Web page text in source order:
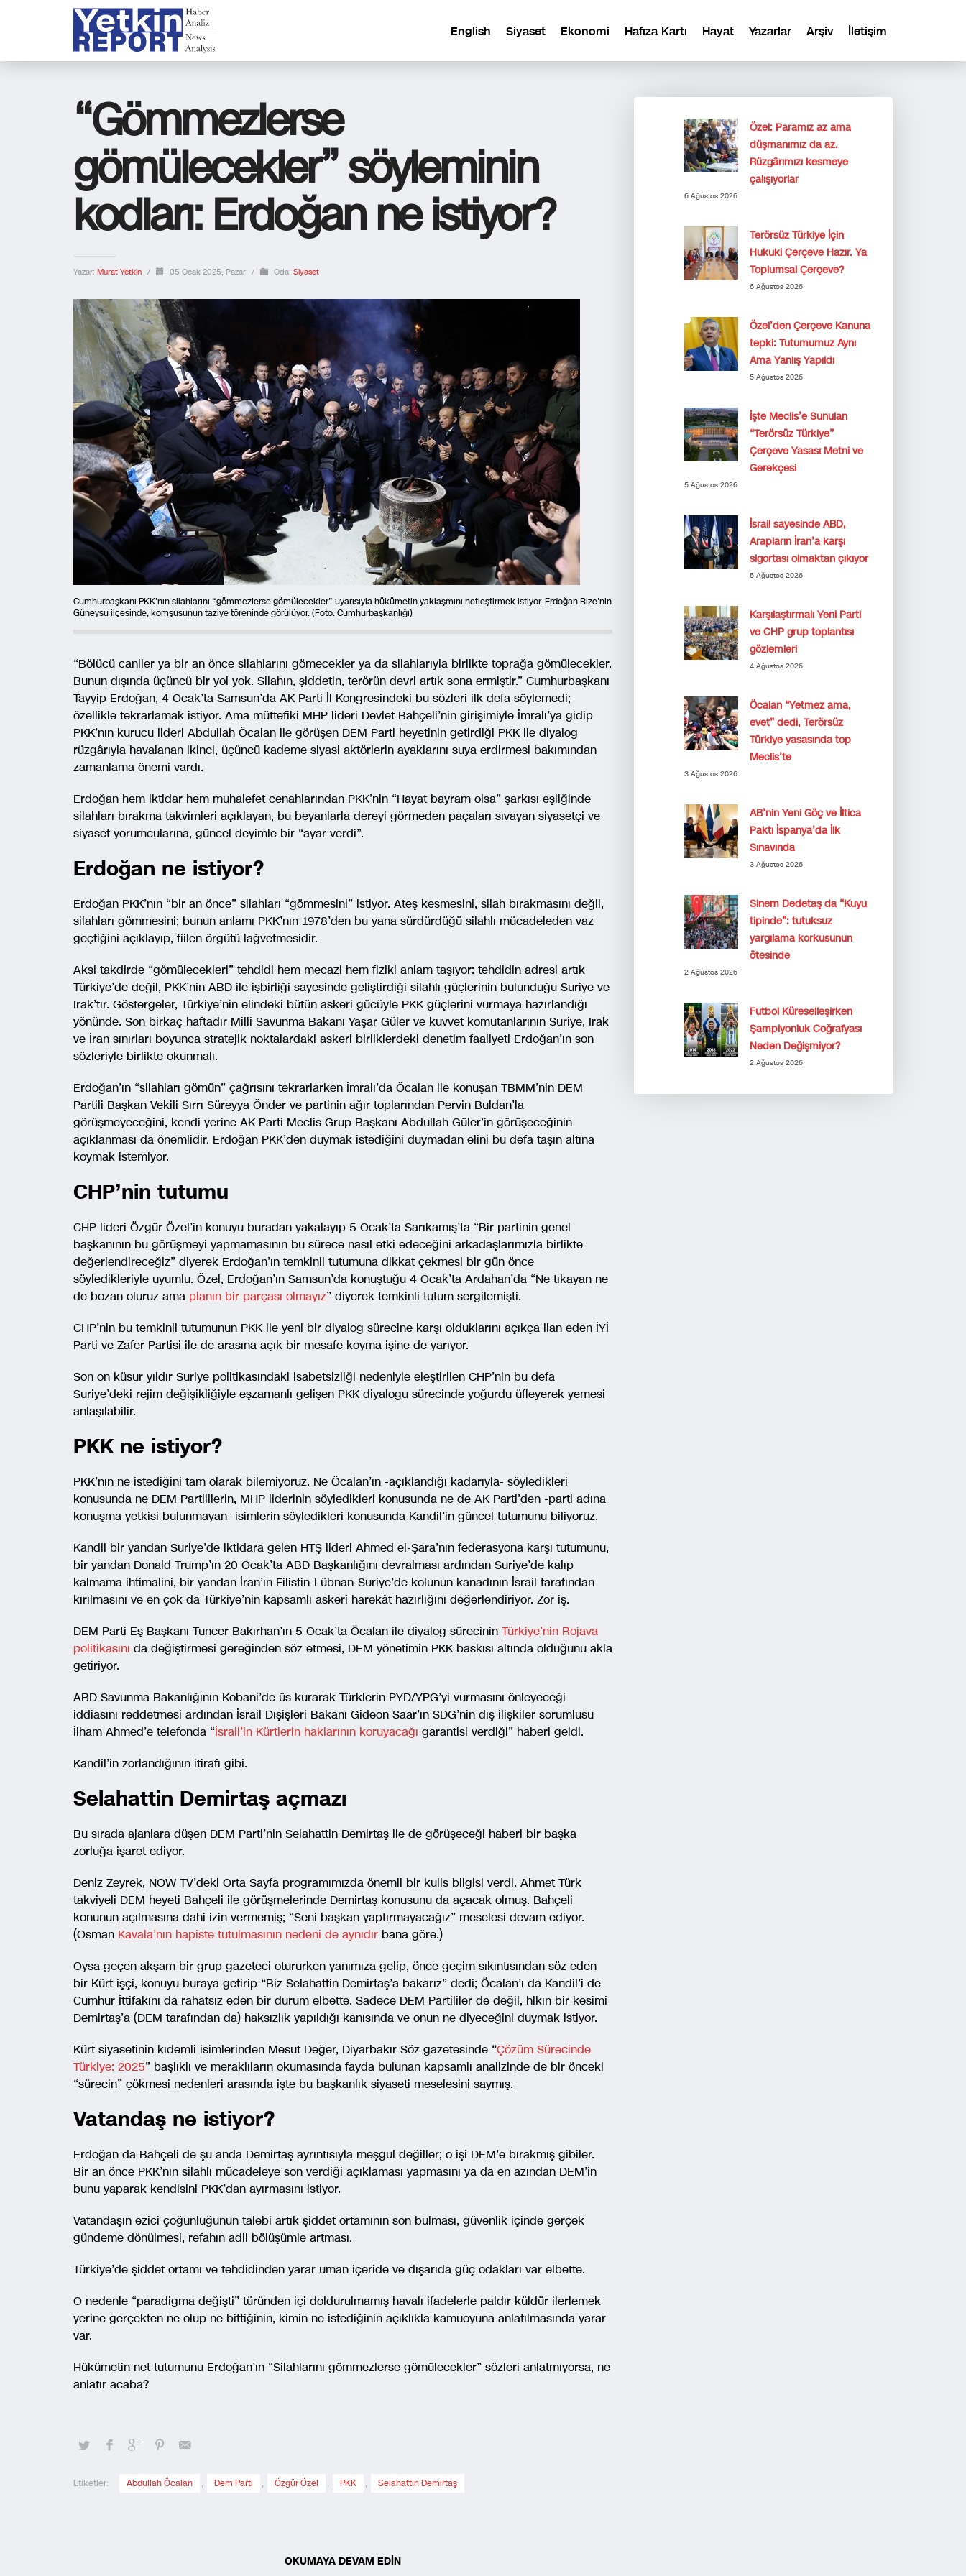
English Siyaset Ekonomi Hafıza Kartı Hayat Yazarlar Arşiv İletişim
“Gömmezlerse
gömülecekler” söyleminin
kodları: Erdoğan ne istiyor?
Yazar: Murat Yetkin / 05 Ocak 2025, Pazar / Oda: Siyaset
Cumhurbaşkanı PKK’nın silahlarını “gömmezlerse gömülecekler” uyarısıyla hükümetin yaklaşmını netleştirmek istiyor. Erdoğan Rize’nin
Güneysu ilçesinde, komşusunun taziye töreninde görülüyor. (Foto: Cumhurbaşkanlığı)
“Bölücü caniler ya bir an önce silahlarını gömecekler ya da silahlarıyla birlikte toprağa gömülecekler.
Bunun dışında üçüncü bir yol yok. Silahın, şiddetin, terörün devri artık sona ermiştir.” Cumhurbaşkanı
Tayyip Erdoğan, 4 Ocak’ta Samsun’da AK Parti İl Kongresindeki bu sözleri ilk defa söylemedi;
özellikle tekrarlamak istiyor. Ama müttefiki MHP lideri Devlet Bahçeli’nin girişimiyle İmralı’ya gidip
PKK’nın kurucu lideri Abdullah Öcalan ile görüşen DEM Parti heyetinin getirdiği PKK ile diyalog
rüzgârıyla havalanan ikinci, üçüncü kademe siyasi aktörlerin ayaklarını suya erdirmesi bakımından
zamanlama önemi vardı.
Erdoğan hem iktidar hem muhalefet cenahlarından PKK’nin “Hayat bayram olsa” şarkısı eşliğinde
silahları bırakma takvimleri açıklayan, bu beyanlarla dereyi görmeden paçaları sıvayan siyasetçi ve
siyaset yorumcularına, güncel deyimle bir “ayar verdi”.
Erdoğan ne istiyor?
Erdoğan PKK’nın “bir an önce” silahları “gömmesini” istiyor. Ateş kesmesini, silah bırakmasını değil,
silahları gömmesini; bunun anlamı PKK’nın 1978’den bu yana sürdürdüğü silahlı mücadeleden vaz
geçtiğini açıklayıp, fiilen örgütü lağvetmesidir.
Aksi takdirde “gömülecekleri” tehdidi hem mecazi hem fiziki anlam taşıyor: tehdidin adresi artık
Türkiye’de değil, PKK’nin ABD ile işbirliği sayesinde geliştirdiği silahlı güçlerinin bulunduğu Suriye ve
Irak’tır. Göstergeler, Türkiye’nin elindeki bütün askeri gücüyle PKK güçlerini vurmaya hazırlandığı
yönünde. Son birkaç haftadır Milli Savunma Bakanı Yaşar Güler ve kuvvet komutanlarının Suriye, Irak
ve İran sınırları boyunca stratejik noktalardaki askeri birliklerdeki denetim faaliyeti Erdoğan’ın son
sözleriyle birlikte okunmalı.
Erdoğan’ın “silahları gömün” çağrısını tekrarlarken İmralı’da Öcalan ile konuşan TBMM’nin DEM
Partili Başkan Vekili Sırrı Süreyya Önder ve partinin ağır toplarından Pervin Buldan’la
görüşmeyeceğini, kendi yerine AK Parti Meclis Grup Başkanı Abdullah Güler’in görüşeceğinin
açıklanması da önemlidir. Erdoğan PKK’den duymak istediğini duymadan elini bu defa taşın altına
koymak istemiyor.
CHP’nin tutumu
CHP lideri Özgür Özel’in konuyu buradan yakalayıp 5 Ocak’ta Sarıkamış’ta “Bir partinin genel
başkanının bu görüşmeyi yapmamasının bu sürece nasıl etki edeceğini arkadaşlarımızla birlikte
değerlendireceğiz” diyerek Erdoğan’ın temkinli tutumuna dikkat çekmesi bir gün önce
söyledikleriyle uyumlu. Özel, Erdoğan’ın Samsun’da konuştuğu 4 Ocak’ta Ardahan’da “Ne tıkayan ne
de bozan oluruz ama planın bir parçası olmayız” diyerek temkinli tutum sergilemişti.
CHP’nin bu temkinli tutumunun PKK ile yeni bir diyalog sürecine karşı olduklarını açıkça ilan eden İYİ
Parti ve Zafer Partisi ile de arasına açık bir mesafe koyma işine de yarıyor.
Son on küsur yıldır Suriye politikasındaki isabetsizliği nedeniyle eleştirilen CHP’nin bu defa
Suriye’deki rejim değişikliğiyle eşzamanlı gelişen PKK diyalogu sürecinde yoğurdu üfleyerek yemesi
anlaşılabilir.
PKK ne istiyor?
PKK’nın ne istediğini tam olarak bilemiyoruz. Ne Öcalan’ın -açıklandığı kadarıyla- söyledikleri
konusunda ne DEM Partililerin, MHP liderinin söyledikleri konusunda ne de AK Parti’den -parti adına
konuşma yetkisi bulunmayan- isimlerin söyledikleri konusunda Kandil’in güncel tutumunu biliyoruz.
Kandil bir yandan Suriye’de iktidara gelen HTŞ lideri Ahmed el-Şara’nın federasyona karşı tutumunu,
bir yandan Donald Trump’ın 20 Ocak’ta ABD Başkanlığını devralması ardından Suriye’de kalıp
kalmama ihtimalini, bir yandan İran’ın Filistin-Lübnan-Suriye’de kolunun kanadının İsrail tarafından
kırılmasını ve en çok da Türkiye’nin kapsamlı askerî harekât hazırlığını değerlendiriyor. Zor iş.
DEM Parti Eş Başkanı Tuncer Bakırhan’ın 5 Ocak’ta Öcalan ile diyalog sürecinin Türkiye’nin Rojava
politikasını da değiştirmesi gereğinden söz etmesi, DEM yönetimin PKK baskısı altında olduğunu akla
getiriyor.
ABD Savunma Bakanlığının Kobani’de üs kurarak Türklerin PYD/YPG’yi vurmasını önleyeceği
iddiasını reddetmesi ardından İsrail Dışişleri Bakanı Gideon Saar’ın SDG’nin dış ilişkiler sorumlusu
İlham Ahmed’e telefonda “İsrail’in Kürtlerin haklarının koruyacağı garantisi verdiği” haberi geldi.
Kandil’in zorlandığının itirafı gibi.
Selahattin Demirtaş açmazı
Bu sırada ajanlara düşen DEM Parti’nin Selahattin Demirtaş ile de görüşeceği haberi bir başka
zorluğa işaret ediyor.
Deniz Zeyrek, NOW TV’deki Orta Sayfa programımızda önemli bir kulis bilgisi verdi. Ahmet Türk
takviyeli DEM heyeti Bahçeli ile görüşmelerinde Demirtaş konusunu da açacak olmuş. Bahçeli
konunun açılmasına dahi izin vermemiş; “Seni başkan yaptırmayacağız” meselesi devam ediyor.
(Osman Kavala’nın hapiste tutulmasının nedeni de aynıdır bana göre.)
Oysa geçen akşam bir grup gazeteci otururken yanımıza gelip, önce geçim sıkıntısından söz eden
bir Kürt işçi, konuyu buraya getirip “Biz Selahattin Demirtaş’a bakarız” dedi; Öcalan’ı da Kandil’i de
Cumhur İttifakını da rahatsız eden bir durum elbette. Sadece DEM Partililer de değil, hlkın bir kesimi
Demirtaş’a (DEM tarafından da) haksızlık yapıldığı kanısında ve onun ne diyeceğini duymak istiyor.
Kürt siyasetinin kıdemli isimlerinden Mesut Değer, Diyarbakır Söz gazetesinde “Çözüm Sürecinde
Türkiye: 2025” başlıklı ve meraklıların okumasında fayda bulunan kapsamlı analizinde de bir önceki
“sürecin” çökmesi nedenleri arasında işte bu başkanlık siyaseti meselesini saymış.
Vatandaş ne istiyor?
Erdoğan da Bahçeli de şu anda Demirtaş ayrıntısıyla meşgul değiller; o işi DEM’e bırakmış gibiler.
Bir an önce PKK’nın silahlı mücadeleye son verdiği açıklaması yapmasını ya da en azından DEM’in
bunu yaparak kendisini PKK’dan ayırmasını istiyor.
Vatandaşın ezici çoğunluğunun talebi artık şiddet ortamının son bulması, güvenlik içinde gerçek
gündeme dönülmesi, refahın adil bölüşümle artması.
Türkiye’de şiddet ortamı ve tehdidinden yarar uman içeride ve dışarıda güç odakları var elbette.
O nedenle “paradigma değişti” türünden içi doldurulmamış havalı ifadelerle paldır küldür ilerlemek
yerine gerçekten ne olup ne bittiğinin, kimin ne istediğinin açıklıkla kamuoyuna anlatılmasında yarar
var.
Hükümetin net tutumunu Erdoğan’ın “Silahlarını gömmezlerse gömülecekler” sözleri anlatmıyorsa, ne
anlatır acaba?
Etiketler: Abdullah Öcalan , Dem Parti , Özgür Özel , PKK , Selahattin Demirtaş
OKUMAYA DEVAM EDİN
Özel: Paramız az ama
düşmanımız da az.
Rüzgârımızı kesmeye
çalışıyorlar
6 Ağustos 2026
Terörsüz Türkiye İçin
Hukuki Çerçeve Hazır. Ya
Toplumsal Çerçeve?
6 Ağustos 2026
Özel’den Çerçeve Kanuna
tepki: Tutumumuz Aynı
Ama Yanlış Yapıldı
5 Ağustos 2026
İşte Meclis’e Sunulan
“Terörsüz Türkiye”
Çerçeve Yasası Metni ve
Gerekçesi
5 Ağustos 2026
İsrail sayesinde ABD,
Arapların İran’a karşı
sigortası olmaktan çıkıyor
5 Ağustos 2026
Karşılaştırmalı Yeni Parti
ve CHP grup toplantısı
gözlemleri
4 Ağustos 2026
Öcalan “Yetmez ama,
evet” dedi, Terörsüz
Türkiye yasasında top
Meclis’te
3 Ağustos 2026
AB’nin Yeni Göç ve İltica
Paktı İspanya’da İlk
Sınavında
3 Ağustos 2026
Sinem Dedetaş da “Kuyu
tipinde”: tutuksuz
yargılama korkusunun
ötesinde
2 Ağustos 2026
Futbol Küreselleşirken
Şampiyonluk Coğrafyası
Neden Değişmiyor?
2 Ağustos 2026